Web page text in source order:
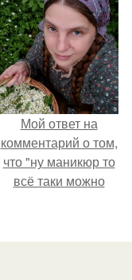
Мой ответ на
комментарий о том,
что "ну маникюр то
всё таки можно